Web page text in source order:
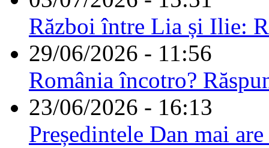
Război între Lia și Ilie:
29/06/2026 - 11:56
România încotro?
23/06/2026 - 16:13
Președintele Dan mai